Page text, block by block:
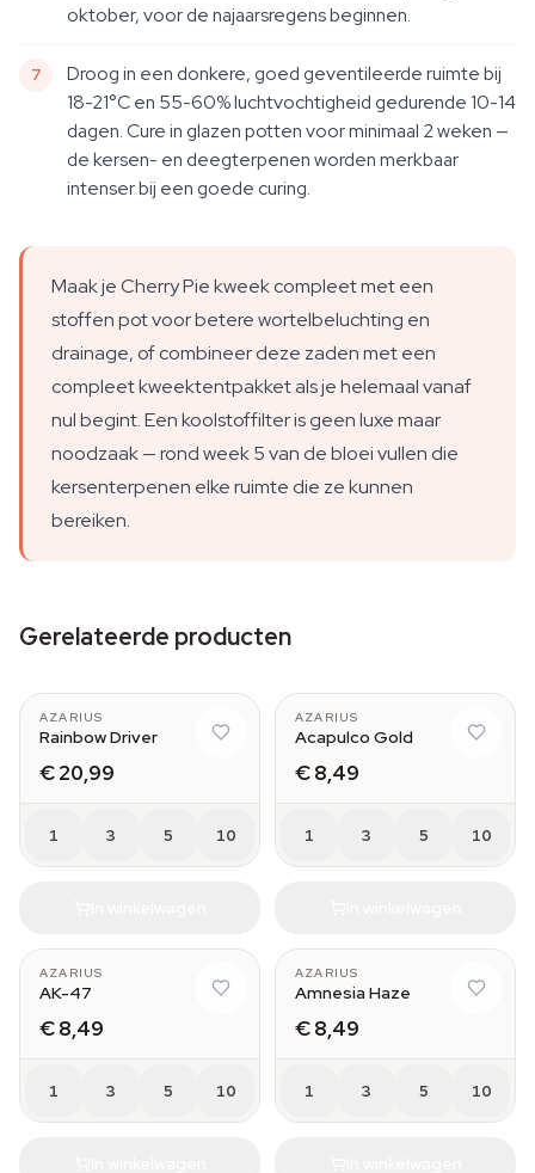
oktober, voor de najaarsregens beginnen.
Droog in een donkere, goed geventileerde ruimte bij
18-21°C en 55-60% luchtvochtigheid gedurende 10-14
dagen. Cure in glazen potten voor minimaal 2 weken —
de kersen- en deegterpenen worden merkbaar
intenser bij een goede curing.
Maak je Cherry Pie kweek compleet met een
stoffen pot voor betere wortelbeluchting en
drainage, of combineer deze zaden met een
compleet kweektentpakket als je helemaal vanaf
nul begint. Een koolstoffilter is geen luxe maar
noodzaak — rond week 5 van de bloei vullen die
kersenterpenen elke ruimte die ze kunnen
bereiken.
Gerelateerde producten
AZARIUS
Rainbow Driver
€ 20,99
1 3 5 10
AZARIUS
Acapulco Gold
€ 8,49
1 3 5 10
AZARIUS
AK-47
€ 8,49
1 3 5 10
AZARIUS
Amnesia Haze
€ 8,49
1 3 5 10